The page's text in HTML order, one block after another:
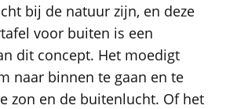
bij de natuur zijn, en deze
voor buiten is een
dit concept. Het moedigt
naar binnen te gaan en te
zon en de buitenlucht. Of het